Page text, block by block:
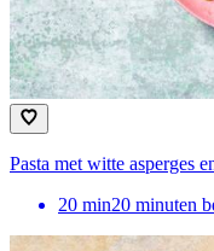
Pasta met witte asperges
20 min20 minuten